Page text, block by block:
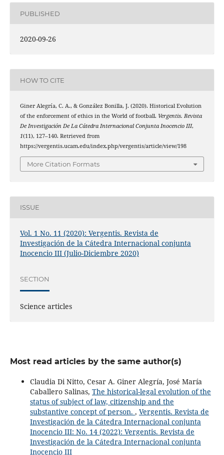
PUBLISHED
2020-09-26
HOW TO CITE
Giner Alegría, C. A., & González Bonilla, J. (2020). Historical Evolution
of the enforcement of ethics in the World of football. Vergentis. Revista
De Investigación De La Cátedra Internacional Conjunta Inocencio III,
1(11), 127–140. Retrieved from
https://vergentis.ucam.edu/index.php/vergentis/article/view/198
More Citation Formats
ISSUE
Vol. 1 No. 11 (2020): Vergentis. Revista de
Investigación de la Cátedra Internacional conjunta
Inocencio III (Julio-Diciembre 2020)
SECTION
Science articles
Most read articles by the same author(s)
Claudia Di Nitto, Cesar A. Giner Alegría, José María
Caballero Salinas, The historical-legal evolution of the
status of subject of law, citizenship and the
substantive concept of person. , Vergentis. Revista de
Investigación de la Cátedra Internacional conjunta
Inocencio III: No. 14 (2022): Vergentis. Revista de
Investigación de la Cátedra Internacional conjunta
Inocencio III